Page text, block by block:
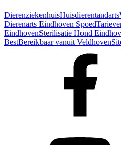
DierenziekenhuisHuisdierentandarts
Dierenarts Eindhoven Spoed
EindhovenSterilisatie Hond
BestBereikbaar vanuit Veldhoven